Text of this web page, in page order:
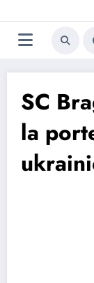
au
contenu
SC
la